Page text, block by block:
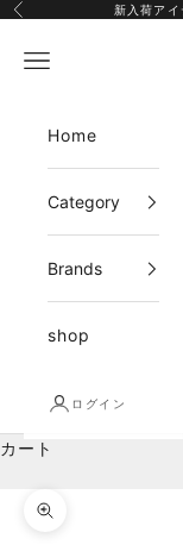
コンテンツへスキップ
前へ 新入荷アイ
メニュー
Home
Category
Brands
shop
ログイン
カート
ズームイン